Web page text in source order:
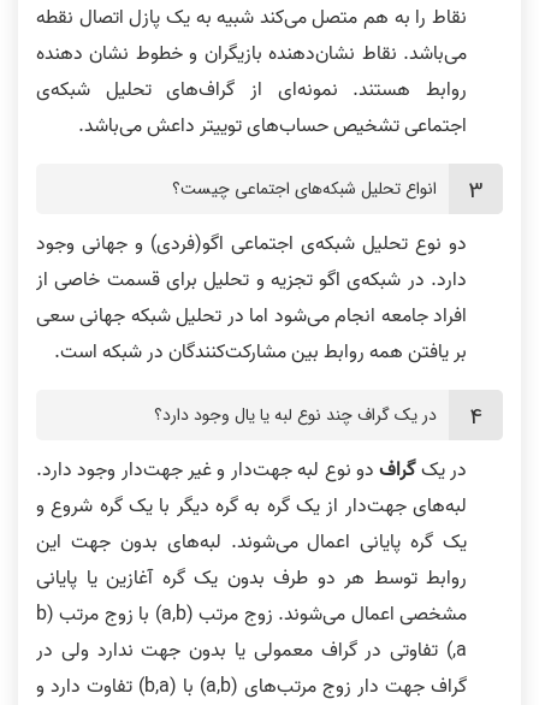
نقاط را به هم متصل می‌کند شبیه به یک پازل اتصال نقطه
می‌باشد. نقاط نشان‌دهنده بازیگران و خطوط نشان دهنده
روابط هستند. نمونه‌ای از گراف‌های تحلیل شبکه‌ی
اجتماعی تشخیص حساب‌های توییتر داعش می‌باشد.
انواع تحلیل شبکه‌های اجتماعی چیست؟
دو نوع تحلیل شبکه‌ی اجتماعی اگو(فردی) و جهانی وجود
دارد. در شبکه‌ی اگو تجزیه و تحلیل برای قسمت خاصی از
افراد جامعه انجام می‌شود اما در تحلیل شبکه جهانی سعی
بر یافتن همه روابط بین مشارکت‌کنندگان در شبکه است.
در یک گراف چند نوع لبه یا یال وجود دارد؟
در یکگرافدو نوع لبه جهت‌دار و غیر جهت‌دار وجود دارد.
لبه‌های جهت‌دار از یک گره به گره دیگر با یک گره شروع و
یک گره پایانی اعمال می‌شوند. لبه‌های بدون جهت این
روابط توسط هر دو طرف بدون یک گره آغازین یا پایانی
مشخصی اعمال می‌شوند. زوج مرتب (a,b) با زوج مرتب (b
,a) تفاوتی در گراف معمولی یا بدون جهت ندارد ولی در
گراف جهت دار زوج مرتب‌های (a,b) با (b,a) تفاوت دارد و